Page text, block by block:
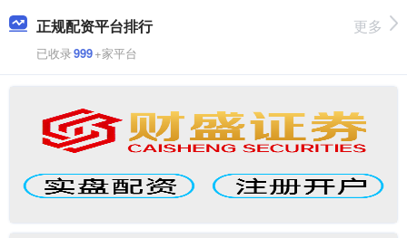
正规配资平台排行
已收录999+家平台
更多